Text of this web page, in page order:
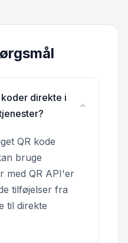
direkte i
QR kode
bruge
med QR API'er
tilføjelser fra
til direkte